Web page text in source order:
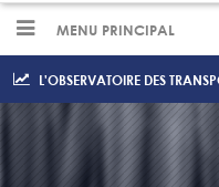
MENU PRINCIPAL
L'OBSERVATOIRE DES